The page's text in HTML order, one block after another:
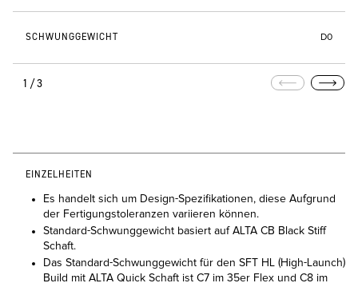
SCHWUNGGEWICHT D0
1/3
EINZELHEITEN
Es handelt sich um Design-Spezifikationen, diese Aufgrund
der Fertigungstoleranzen variieren können.
Standard-Schwunggewicht basiert auf ALTA CB Black Stiff
Schaft.
Das Standard-Schwunggewicht für den SFT HL (High-Launch)
Build mit ALTA Quick Schaft ist C7 im 35er Flex und C8 im